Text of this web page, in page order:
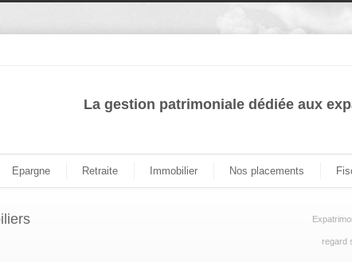
La gestion patrimoniale dédiée aux
Epargne Retraite Immobilier Nos placements
regard